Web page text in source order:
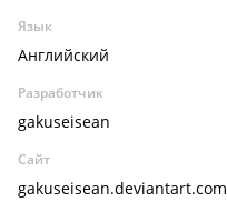
Язык
Английский
Разработчик
gakuseisean
Сайт
gakuseisean.deviantart.com